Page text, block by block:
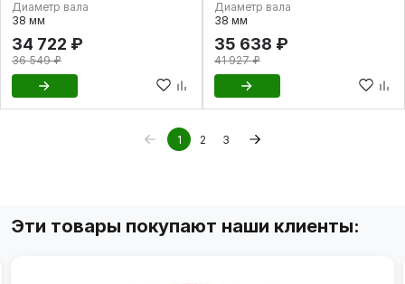
Диаметр вала
38 мм
34 722 ₽
36 549 ₽
Диаметр вала
38 мм
35 638 ₽
41 927 ₽
1 2 3
Эти товары покупают наши клиенты: